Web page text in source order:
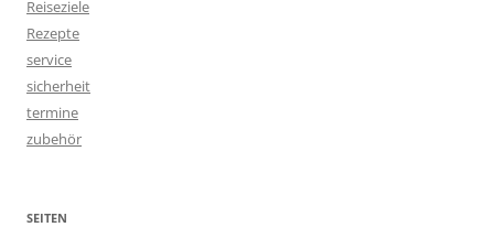
Reiseziele
Rezepte
service
sicherheit
termine
zubehör
SEITEN